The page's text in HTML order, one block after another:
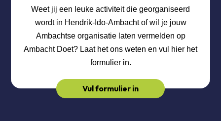
Weet jij een leuke activiteit die georganiseerd
wordt in Hendrik-Ido-Ambacht of wil je jouw
Ambachtse organisatie laten vermelden op
Ambacht Doet? Laat het ons weten en vul hier het
formulier in.
Vul formulier in